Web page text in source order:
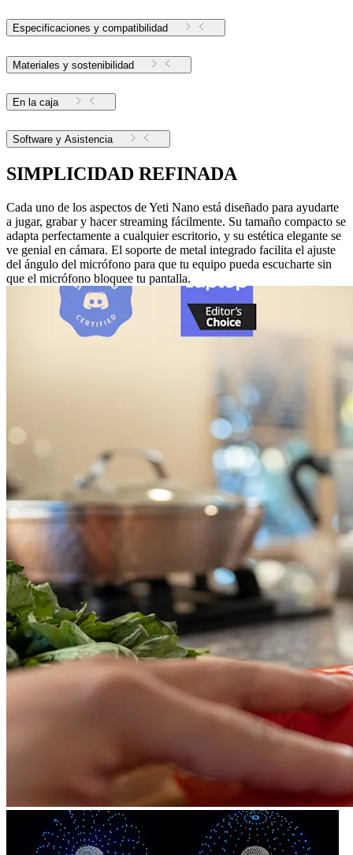
Especificaciones y compatibilidad
Materiales y sostenibilidad
En la caja
Software y Asistencia
SIMPLICIDAD REFINADA
Cada uno de los aspectos de Yeti Nano está diseñado para ayudarte
a jugar, grabar y hacer streaming fácilmente. Su tamaño compacto se
adapta perfectamente a cualquier escritorio, y su estética elegante se
ve genial en cámara. El soporte de metal integrado facilita el ajuste
del ángulo del micrófono para que tu equipo pueda escucharte sin
que el micrófono bloquee tu pantalla.